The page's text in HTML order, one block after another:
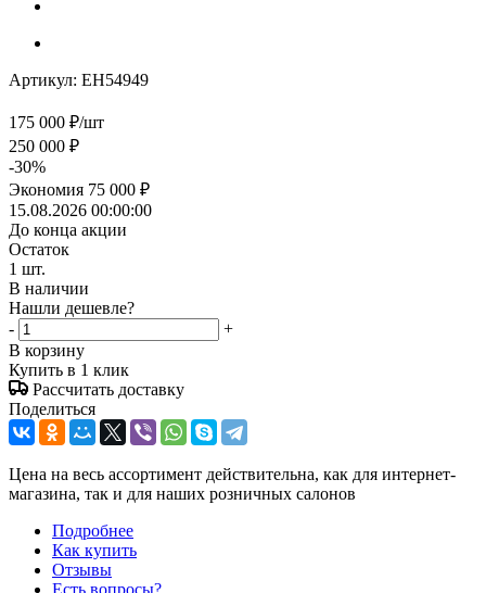
Артикул: EH54949
175 000 ₽/шт
250 000 ₽
-30%
Экономия 75 000 ₽
15.08.2026 00:00:00
До конца акции
Остаток
1 шт.
В наличии
Нашли дешевле?
-
+
В корзину
Купить в 1 клик
Рассчитать доставку
Поделиться
Цена на весь ассортимент действительна, как для интернет-
магазина, так и для наших розничных салонов
Подробнее
Как купить
Отзывы
Есть вопросы?